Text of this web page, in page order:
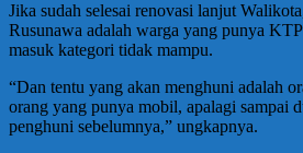
Jika sudah selesai renovasi lanjut
Rusunawa adalah warga yang punya
masuk kategori tidak mampu.
“Dan tentu yang akan menghuni adalah
orang yang punya mobil, apalagi sampai
penghuni sebelumnya,” ungkapnya.